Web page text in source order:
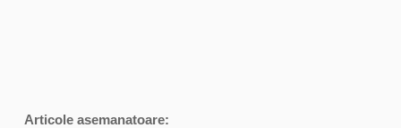
Articole asemanatoare: